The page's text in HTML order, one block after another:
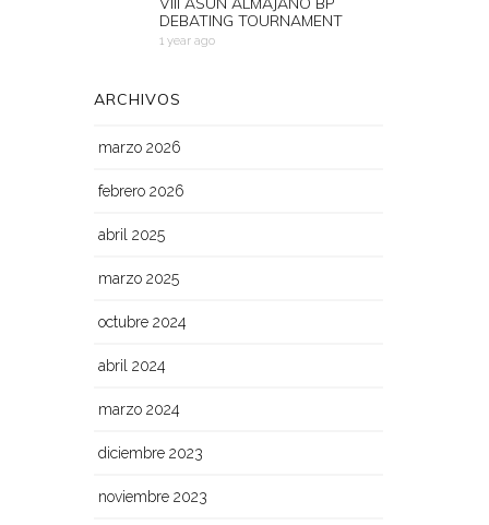
DEBATING TOURNAMENT
1 year ago
ARCHIVOS
marzo 2026
febrero 2026
abril 2025
marzo 2025
octubre 2024
abril 2024
marzo 2024
diciembre 2023
noviembre 2023